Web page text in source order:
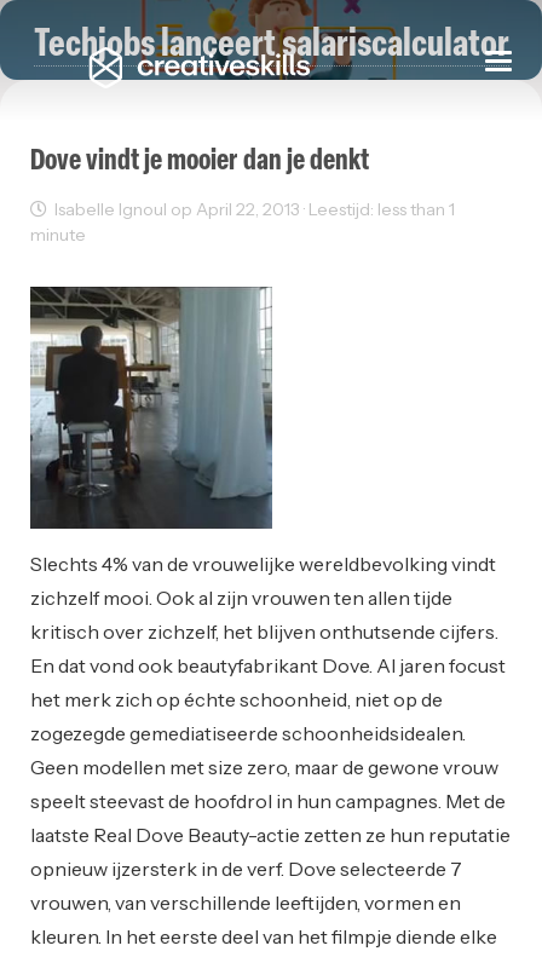
Techjobs lanceert salariscalculator
Dove vindt je mooier dan je denkt
Isabelle Ignoul op April 22, 2013 · Leestijd: less than 1
minute
Slechts 4% van de vrouwelijke wereldbevolking vindt
zichzelf mooi. Ook al zijn vrouwen ten allen tijde
kritisch over zichzelf, het blijven onthutsende cijfers.
En dat vond ook beautyfabrikant Dove. Al jaren focust
het merk zich op échte schoonheid, niet op de
zogezegde gemediatiseerde schoonheidsidealen.
Geen modellen met size zero, maar de gewone vrouw
speelt steevast de hoofdrol in hun campagnes. Met de
laatste Real Dove Beauty-actie zetten ze hun reputatie
opnieuw ijzersterk in de verf. Dove selecteerde 7
vrouwen, van verschillende leeftijden, vormen en
kleuren. In het eerste deel van het filmpje diende elke